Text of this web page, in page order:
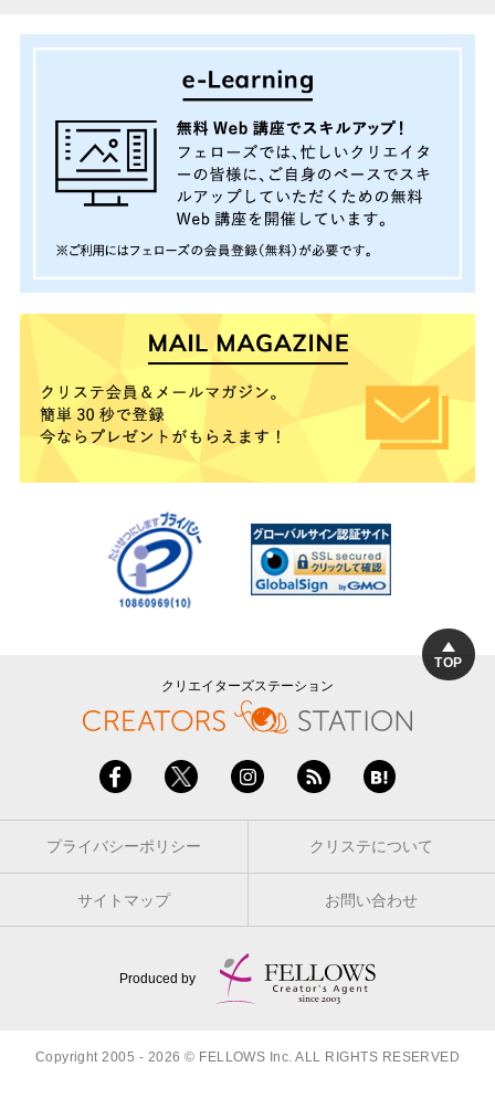
TOP
クリエイターズステーション
プライバシーポリシー クリステについて
サイトマップ お問い合わせ
Produced by
Copyright 2005 - 2026 © FELLOWS Inc. ALL RIGHTS RESERVED